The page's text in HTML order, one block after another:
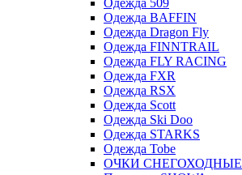
Одежда BAFFIN
Одежда Dragon Fly
Одежда FINNTRAIL
Одежда FLY RACING
Одежда FXR
Одежда RSX
Одежда Scott
Одежда Ski Doo
Одежда STARKS
Одежда Tobe
ОЧКИ СНЕГОХОДНЫЕ